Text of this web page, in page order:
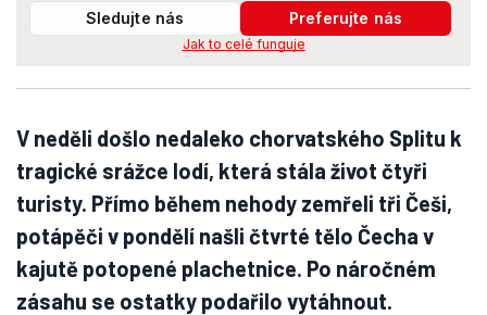
Sledujte nás
Preferujte nás
Jak to celé funguje
V neděli došlo nedaleko chorvatského Splitu k
tragické srážce lodí, která stála život čtyři
turisty. Přímo během nehody zemřeli tři Češi,
potápěči v pondělí našli čtvrté tělo Čecha v
kajutě potopené plachetnice. Po náročném
zásahu se ostatky podařilo vytáhnout.